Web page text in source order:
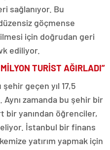
sağlanıyor. Bu
göçmense
için doğrudan geri
ediliyor.
TURİST AĞIRLADI”
geçen yıl 17,5
Aynı zamanda bu şehir bir
bir yanından öğrenciler,
İstanbul bir finans
yatırım yapmak için